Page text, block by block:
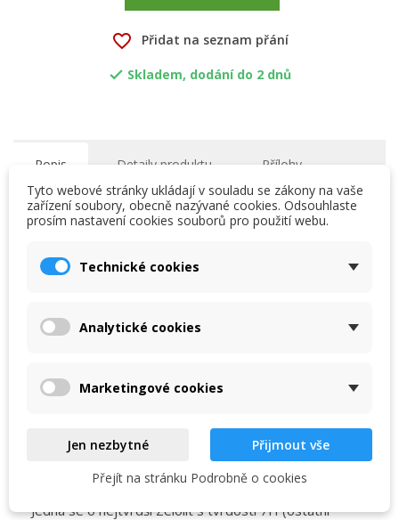
favorite_border Přidat na seznam přání
 Skladem, dodání do 2 dnů
Popis Detaily produktu Přílohy
POZOR -- s filtračním médiem ZeoPure
pórů a znehodnocení filtračních schopností
Zeolit ZeoPure je filtrační médium, kterým lze nahradit
písek nebo sklo ve všech typech pískových filtrů
Zvyšuje účinnost sanitačních látek a snižuje jejich
dávkování
Snižuje zápach, podráždění kůže a očí tím, že provádí
iontovou výměnu amoniaku/čpavku například při
používání chlóru
Jedná se o nejtvrdší Zelolit s tvrdostí 7H (ostatní
add_circle_outline Create new list
Zrušit Vytvořit seznam přání
Tyto webové stránky ukládají v souladu se zákony na vaše
zařízení soubory, obecně nazývané cookies. Odsouhlaste
prosím nastavení cookies souborů pro použití webu.
Technické cookies
Analytické cookies
Marketingové cookies
Jen nezbytné
Přijmout vše
Přejít na stránku Podrobně o cookies